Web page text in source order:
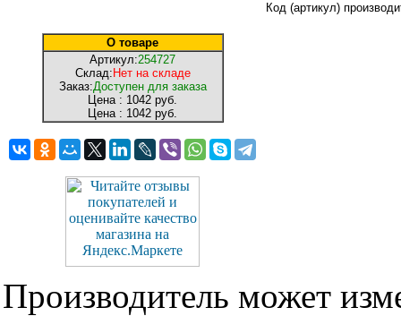
О товаре
Артикул:254727
Склад: Нет на складе
Заказ:Доступен для заказа
Цена : 1042 руб.
Цена : 1042 руб.
Код (артикул)
Производитель может